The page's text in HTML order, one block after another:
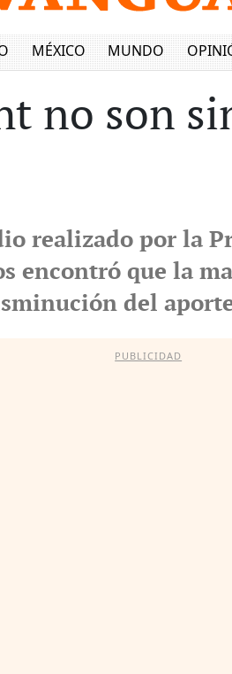
MÉXICO MUNDO
no son
realizado por la
encontró que la
del
PUBLICIDAD